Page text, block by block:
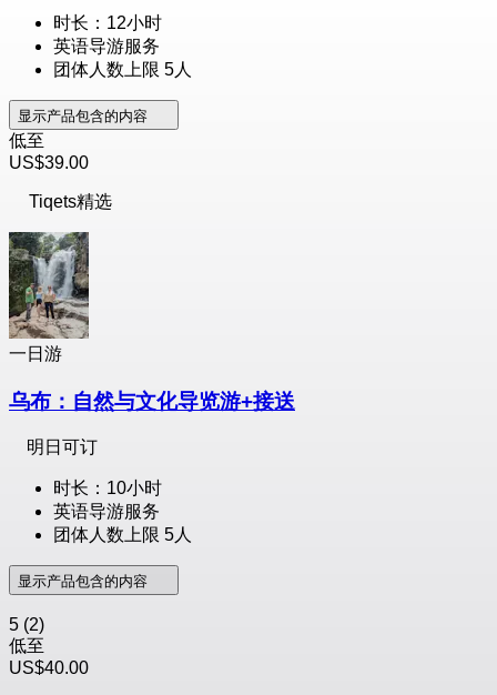
时长：12小时
英语导游服务
团体人数上限 5人
显示产品包含的内容
低至
US$39.00
Tiqets精选
一日游
乌布：自然与文化导览游+接送
明日可订
时长：10小时
英语导游服务
团体人数上限 5人
显示产品包含的内容
5 (2)
低至
US$40.00